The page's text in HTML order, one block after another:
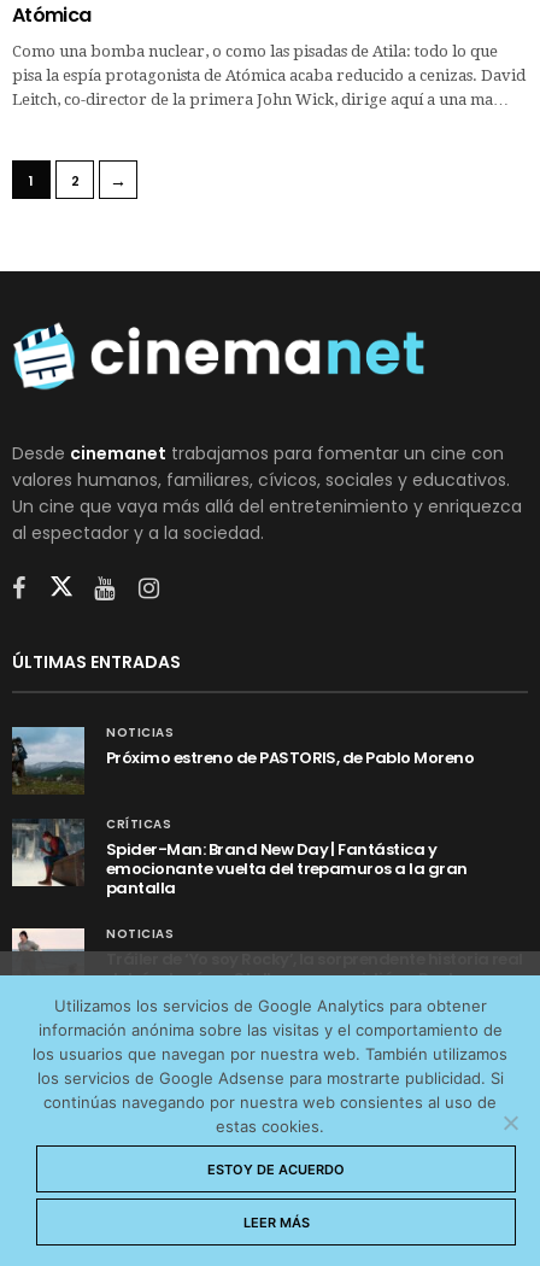
Atómica
Como una bomba nuclear, o como las pisadas de Atila: todo lo que
pisa la espía protagonista de Atómica acaba reducido a cenizas. David
Leitch, co-director de la primera John Wick, dirige aquí a una ma…
1 2 →
Desde cinemanet trabajamos para fomentar un cine con
valores humanos, familiares, cívicos, sociales y educativos.
Un cine que vaya más allá del entretenimiento y enriquezca
al espectador y a la sociedad.
ÚLTIMAS ENTRADAS
NOTICIAS
Próximo estreno de PASTORIS, de Pablo Moreno
CRÍTICAS
Spider-Man: Brand New Day | Fantástica y
emocionante vuelta del trepamuros a la gran
pantalla
NOTICIAS
Tráiler de ‘Yo soy Rocky’, la sorprendente historia real
detrás de cómo Stallone se convirtió en Rocky
AVISO LEGAL CONTACTO
POLÍTICA DE COOKIES
POLÍTICA DE PRIVACIDAD
© 2026 CinemaNet. Designed by
Utilizamos los servicios de Google Analytics para obtener
información anónima sobre las visitas y el comportamiento de
los usuarios que navegan por nuestra web. También utilizamos
los servicios de Google Adsense para mostrarte publicidad. Si
continúas navegando por nuestra web consientes al uso de
estas cookies.
ESTOY DE ACUERDO
LEER MÁS
tráfico web que recibimos y conocer los servicios que
más os interesan. Puede cambiar las preferencias y
obtener más información sobre las cookies que
utilizamos en nuestra Política de cookies
Aceptar cookies
No permitir cookies